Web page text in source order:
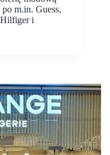
m.in. Guess,
i